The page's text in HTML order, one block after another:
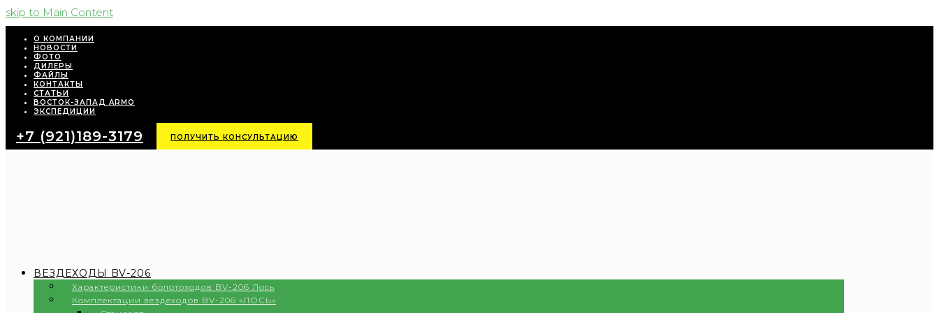
skip to Main Content
О КОМПАНИИ
НОВОСТИ
ФОТО
ДИЛЕРЫ
ФАЙЛЫ
КОНТАКТЫ
СТАТЬИ
ВОСТОК-ЗАПАД ARMO
ЭКСПЕДИЦИИ
+7 (921)189-3179 ПОЛУЧИТЬ КОНСУЛЬТАЦИЮ
ВЕЗДЕХОДЫ BV-206
Характеристики болотоходов BV-206 Лось
Комплектации вездеходов BV-206 «ЛОСЬ»